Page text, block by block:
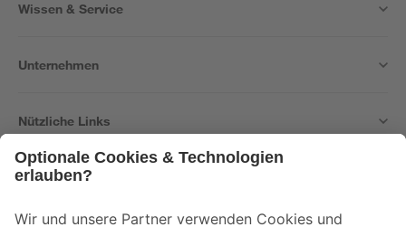
Wissen & Service
Unternehmen
Nützliche Links
Der toom Newsletter: Keine Angebote und Aktionen mehr verpassen!